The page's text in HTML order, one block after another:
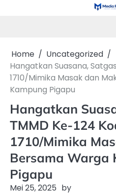
Home
Uncategorized
Hangatkan Suasana,
1710/Mimika Masak dan
Kampung Pigapu
Hangatkan
TMMD Ke-124
1710/Mimika
Bersama Warga
Pigapu
Mei 25, 2025 by